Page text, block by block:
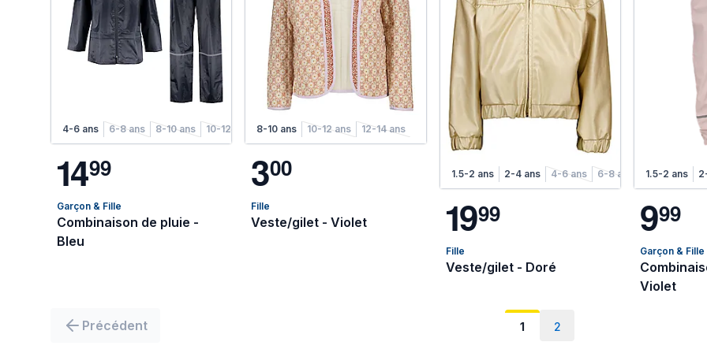
4-6 ans 6-8 ans 8-10 ans 10-12 ans 12-14 ans
1499
Garçon & Fille
Combinaison de pluie -
Bleu
8-10 ans 10-12 ans 12-14 ans
300
Fille
Veste/gilet - Violet
1.5-2 ans 2-4 ans 4-6 ans 6-8 ans
1999
Fille
Veste/gilet - Doré
1.5-2 ans
999
Garçon & Fille
Violet
Précédent 1 2